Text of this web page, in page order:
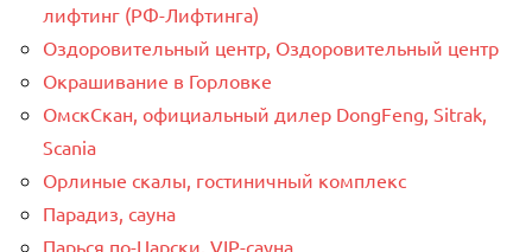
лифтинг (РФ-Лифтинга)
Оздоровительный центр, Оздоровительный центр
Окрашивание в Горловке
ОмскСкан, официальный дилер DongFeng, Sitrak,
Scania
Орлиные скалы, гостиничный комплекс
Парадиз, сауна
Парься по-Царски, VIP-сауна